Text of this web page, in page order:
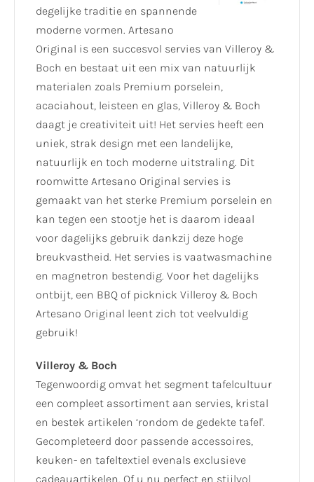
degelijke traditie en spannende
moderne vormen. Artesano
Original is een succesvol servies van Villeroy &
Boch en bestaat uit een mix van natuurlijk
materialen zoals Premium porselein,
acaciahout, leisteen en glas, Villeroy & Boch
daagt je creativiteit uit! Het servies heeft een
uniek, strak design met een landelijke,
natuurlijk en toch moderne uitstraling. Dit
roomwitte Artesano Original servies is
gemaakt van het sterke Premium porselein en
kan tegen een stootje het is daarom ideaal
voor dagelijks gebruik dankzij deze hoge
breukvastheid. Het servies is vaatwasmachine
en magnetron bestendig. Voor het dagelijks
ontbijt, een BBQ of picknick Villeroy & Boch
Artesano Original leent zich tot veelvuldig
gebruik!
Villeroy & Boch
Tegenwoordig omvat het segment tafelcultuur
een compleet assortiment aan servies, kristal
en bestek artikelen ‘rondom de gedekte tafel'.
Gecompleteerd door passende accessoires,
keuken- en tafeltextiel evenals exclusieve
cadeauartikelen. Of u nu perfect en stijlvol